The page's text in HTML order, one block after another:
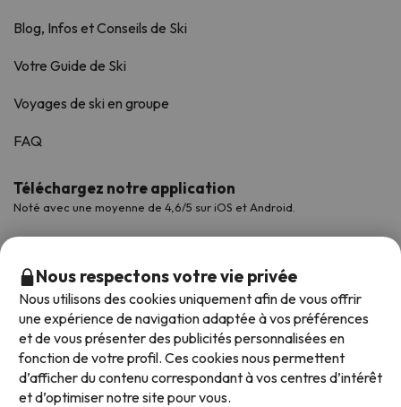
Blog, Infos et Conseils de Ski
Votre Guide de Ski
Voyages de ski en groupe
FAQ
Téléchargez notre application
Noté avec une moyenne de 4,6/5 sur iOS et Android.
Modes de paiement disponibles
Nous respectons votre vie privée
Nous utilisons des cookies uniquement afin de vous offrir
une expérience de navigation adaptée à vos préférences
et de vous présenter des publicités personnalisées en
fonction de votre profil. Ces cookies nous permettent
d’afficher du contenu correspondant à vos centres d’intérêt
et d’optimiser notre site pour vous.